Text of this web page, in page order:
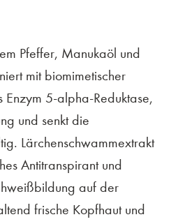
Pfeffer, Manukaöl und
mit biomimetischer
Enzym 5-alpha-Reduktase,
und senkt die
Lärchenschwammextrakt
Antitranspirant und
auf der
frische Kopfhaut und